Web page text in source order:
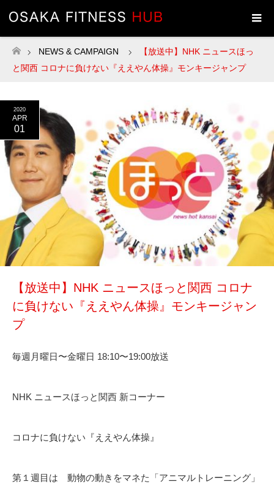
ホーム
NEWS & CAMPAIGN
【放送中】NHK ニュースほっ
と関西 コロナに負けない『ええやん体操』モンキージャンプ
2020
APR
01
【放送中】NHK ニュースほっと関西 コロナ
に負けない『ええやん体操』モンキージャン
プ
毎週月曜日〜金曜日 18:10〜19:00放送
NHK ニュースほっと関西 新コーナー
コロナに負けない『ええやん体操』
第１週目は 動物の動きをマネた「アニマルトレーニング」